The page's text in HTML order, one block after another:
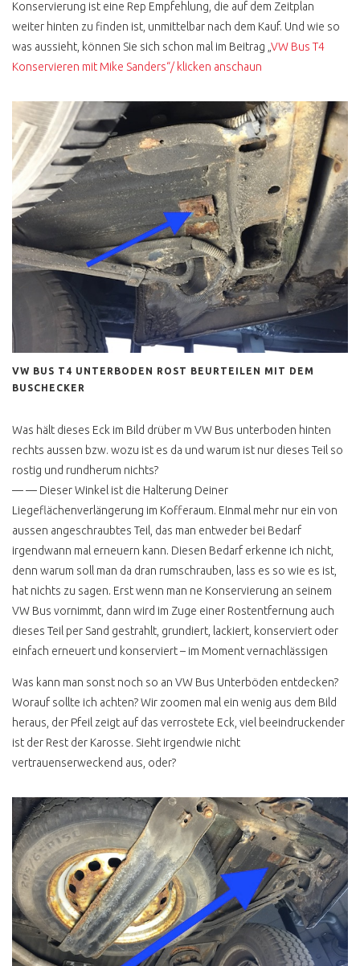
Konservierung ist eine Rep Empfehlung, die auf dem Zeitplan
weiter hinten zu finden ist, unmittelbar nach dem Kauf. Und wie so
was aussieht, können Sie sich schon mal im Beitrag „ VW Bus T4
Konservieren mit Mike Sanders“/ klicken anschaun
VW BUS T4 UNTERBODEN ROST BEURTEILEN MIT DEM
BUSCHECKER
Was hält dieses Eck im Bild drüber m VW Bus unterboden hinten
rechts aussen bzw. wozu ist es da und warum ist nur dieses Teil so
rostig und rundherum nichts?
— — Dieser Winkel ist die Halterung Deiner
Liegeflächenverlängerung im Kofferaum. EInmal mehr nur ein von
aussen angeschraubtes Teil, das man entweder bei Bedarf
irgendwann mal erneuern kann. Diesen Bedarf erkenne ich nicht,
denn warum soll man da dran rumschrauben, lass es so wie es ist,
hat nichts zu sagen. Erst wenn man ne Konservierung an seinem
VW Bus vornimmt, dann wird im Zuge einer Rostentfernung auch
dieses Teil per Sand gestrahlt, grundiert, lackiert, konserviert oder
einfach erneuert und konserviert – im Moment vernachlässigen
Was kann man sonst noch so an VW Bus Unterböden entdecken?
Worauf sollte ich achten? Wir zoomen mal ein wenig aus dem Bild
heraus, der Pfeil zeigt auf das verrostete Eck, viel beeindruckender
ist der Rest der Karosse. Sieht irgendwie nicht
vertrauenserweckend aus, oder?